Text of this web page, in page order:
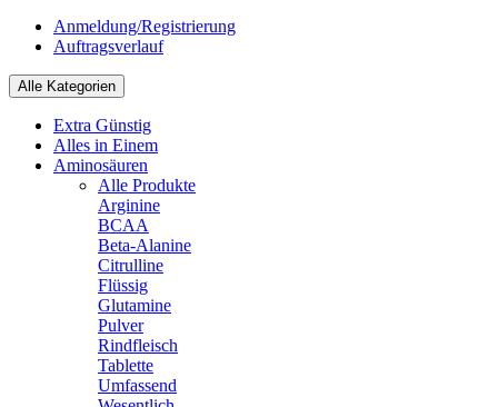
Anmeldung/Registrierung
Auftragsverlauf
Alle Kategorien
Extra Günstig
Alles in Einem
Aminosäuren
Alle Produkte
Arginine
BCAA
Beta-Alanine
Citrulline
Flüssig
Glutamine
Pulver
Rindfleisch
Tablette
Umfassend